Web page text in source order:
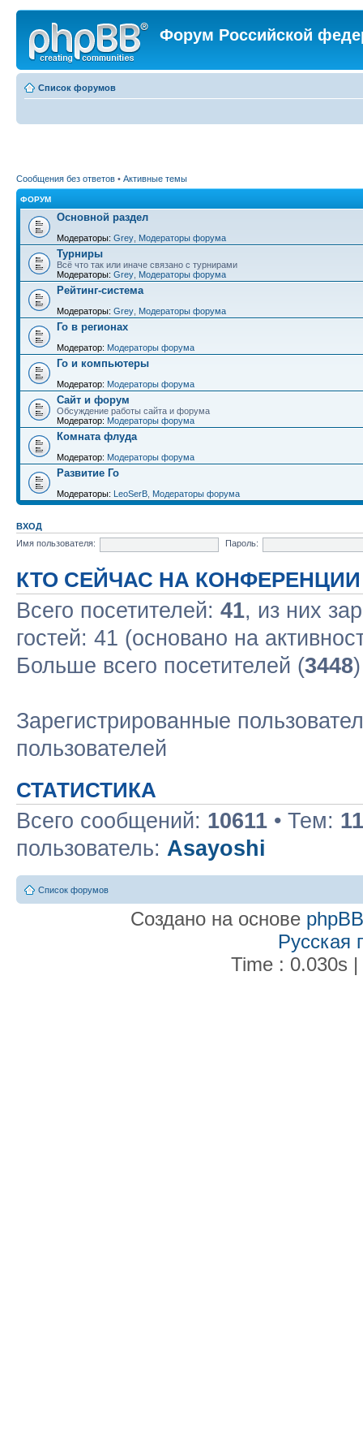
Форум Российской
Список форумов
Сообщения без ответов • Активные темы
ФОРУМ
Основной раздел
Модераторы: Grey Модераторы форума
Турниры
Всё что так или иначе связано с турнирами
Модераторы: Grey Модераторы форума
Рейтинг-система
Модераторы: Grey Модераторы форума
Го в регионах
Модератор: Модераторы форума
Го и компьютеры
Модератор: Модераторы форума
Сайт и форум
Обсуждение работы сайта и форума
Модератор: Модераторы форума
Комната флуда
Модератор: Модераторы форума
Развитие Го
Модераторы: LeoSerB Модераторы форума
ВХОД
Имя пользователя:
Пароль:
КТО СЕЙЧАС НА КОНФЕРЕНЦИИ
Всего посетителей: 41, из них
гостей: 41 (основано на
Больше всего посетителей (3448
Зарегистрированные
пользователей
СТАТИСТИКА
Всего сообщений: 10611 • Тем:
пользователь: Asayoshi
Список форумов
Создано на основе phpBB
Русская
Time : 0.030s